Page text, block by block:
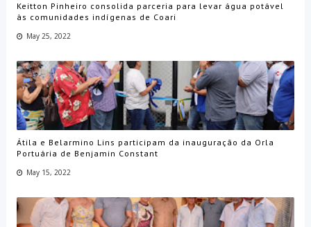
Keitton Pinheiro consolida parceria para levar água potável
às comunidades indígenas de Coari
May 25, 2022
Átila e Belarmino Lins participam da inauguração da Orla
Portuária de Benjamin Constant
May 15, 2022